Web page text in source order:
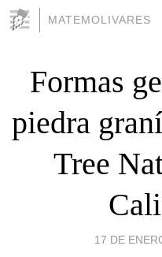
MATEMOLIVARES
Formas
piedra
Tree
17 DE